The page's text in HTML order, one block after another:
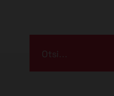
Otsi…